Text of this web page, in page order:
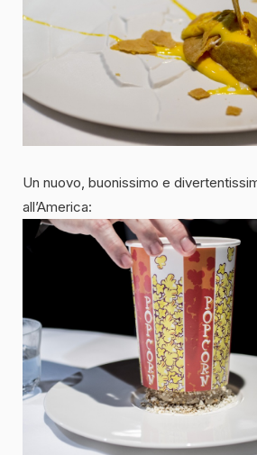
Un nuovo, buonissimo e
all’America: